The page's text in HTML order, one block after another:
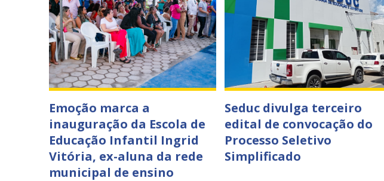
Emoção marca a
inauguração da Escola de
Educação Infantil Ingrid
Vitória, ex-aluna da rede
municipal de ensino
Seduc divulga terceiro
edital de convocação do
Processo Seletivo
Simplificado